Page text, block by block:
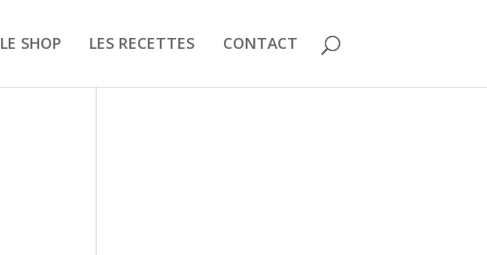
LE SHOP LES RECETTES CONTACT